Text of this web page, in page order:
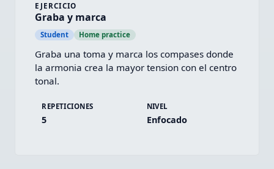
EJERCICIO
Graba y marca
Student Home practice
Graba una toma y marca los compases donde
la armonia crea la mayor tension con el centro
tonal.
REPETICIONES
5
NIVEL
Enfocado